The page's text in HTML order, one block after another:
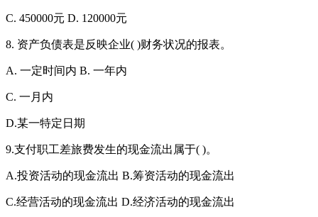
C. 450000元 D. 120000元
8. 资产负债表是反映企业( )财务状况的报表。
A. 一定时间内 B. 一年内
C. 一月内
D.某一特定日期
9.支付职工差旅费发生的现金流出属于( )。
A.投资活动的现金流出 B.筹资活动的现金流出
C.经营活动的现金流出 D.经济活动的现金流出